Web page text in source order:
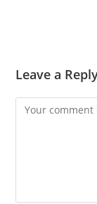
Leave a